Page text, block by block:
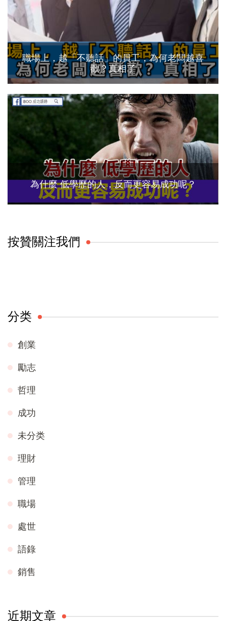
職場上，越「不聽話」的員工，為何老闆越喜
歡？真相了
為什麼 低學歷的人，反而更容易成功呢？
按贊關注我們
分类
創業
勵志
哲理
成功
未分类
理財
管理
職場
處世
語錄
銷售
近期文章